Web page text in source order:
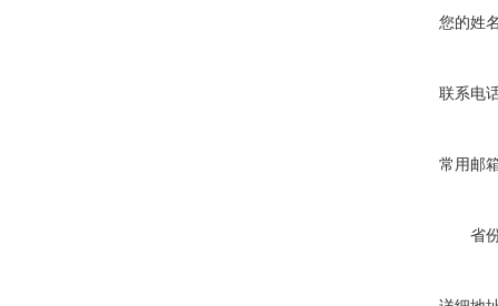
您的姓
联系电
常用邮
省